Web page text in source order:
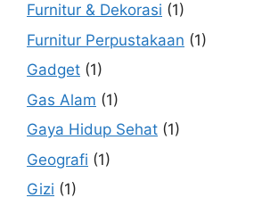
Furnitur & Dekorasi (1)
Furnitur Perpustakaan (1)
Gadget (1)
Gas Alam (1)
Gaya Hidup Sehat (1)
Geografi (1)
Gizi (1)